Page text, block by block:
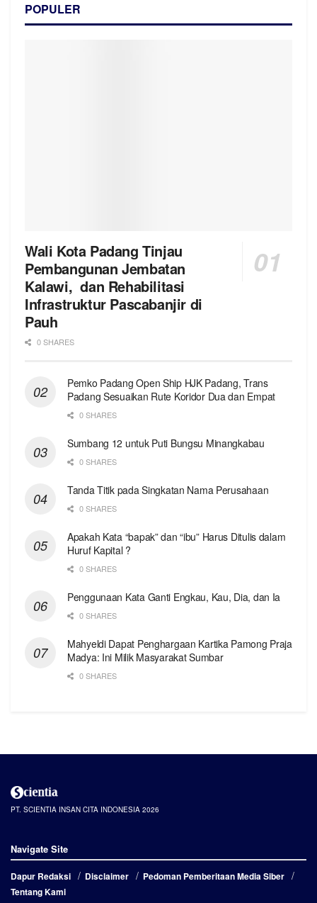
POPULER
Wali Kota Padang Tinjau
Pembangunan Jembatan
Kalawi, dan Rehabilitasi
Infrastruktur Pascabanjir di
Pauh
0 SHARES
Pemko Padang Open Ship HJK Padang, Trans
Padang Sesuaikan Rute Koridor Dua dan Empat
0 SHARES
Sumbang 12 untuk Puti Bungsu Minangkabau
0 SHARES
Tanda Titik pada Singkatan Nama Perusahaan
0 SHARES
Apakah Kata “bapak” dan “ibu” Harus Ditulis dalam
Huruf Kapital ?
0 SHARES
Penggunaan Kata Ganti Engkau, Kau, Dia, dan Ia
0 SHARES
Mahyeldi Dapat Penghargaan Kartika Pamong Praja
Madya: Ini Milik Masyarakat Sumbar
0 SHARES
PT. SCIENTIA INSAN CITA INDONESIA 2026
Navigate Site
Dapur Redaksi Disclaimer
Pedoman Pemberitaan Media Siber
Tentang Kami